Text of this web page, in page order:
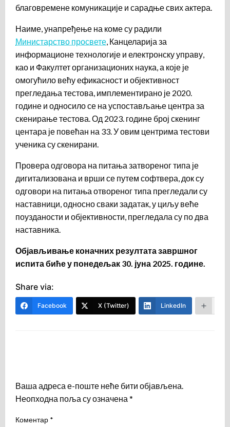
благовремене комуникације и сарадње свих актера.
Наиме, унапређење на коме су радили
Министарство просвете, Канцеларија за
информационе технологије и електронску управу,
као и Факултет организационих наука, а које је
омогућило већу ефикасност и објективност
прегледања тестова, имплементирано је 2020.
године и односило се на успостављање центра за
скенирање тестова. Од 2023. године број скенинг
центара је повећан на 33. У овим центрима тестови
ученика су скенирани.
Провера одговора на питања затвореног типа је
дигитализована и врши се путем софтвера, док су
одговори на питања отвореног типа прегледали су
наставници, односно сваки задатак, у циљу веће
поузданости и објективности, прегледала су по два
наставника.
Објављивање коначних резултата завршног
испита биће у понедељак 30. јуна 2025. године.
Share via:
Facebook X (Twitter) LinkedIn
Ваша адреса е-поште неће бити објављена.
Неопходна поља су означена *
Коментар *